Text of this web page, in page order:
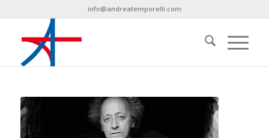
info@andreatemporelli.com